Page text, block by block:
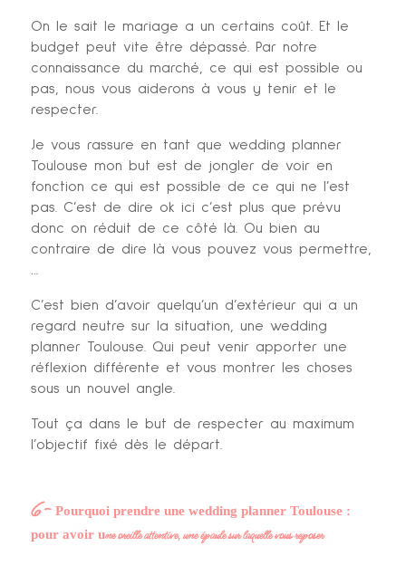
On le sait le mariage a un certains coût. Et le
budget peut vite être dépassé. Par notre
connaissance du marché, ce qui est possible ou
pas, nous vous aiderons à vous y tenir et le
respecter.
Je vous rassure en tant que wedding planner
Toulouse mon but est de jongler de voir en
fonction ce qui est possible de ce qui ne l’est
pas. C’est de dire ok ici c’est plus que prévu
donc on réduit de ce côté là. Ou bien au
contraire de dire là vous pouvez vous permettre,
…
C’est bien d’avoir quelqu’un d’extérieur qui a un
regard neutre sur la situation, une wedding
planner Toulouse. Qui peut venir apporter une
réflexion différente et vous montrer les choses
sous un nouvel angle.
Tout ça dans le but de respecter au maximum
l’objectif fixé dès le départ.
6- Pourquoi prendre une wedding planner Toulouse :
pour avoir une oreille attentive, une épaule sur laquelle vous reposer